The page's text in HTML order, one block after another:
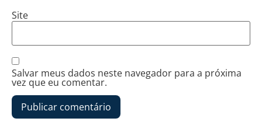
Site
Salvar meus dados neste navegador para a próxima
vez que eu comentar.